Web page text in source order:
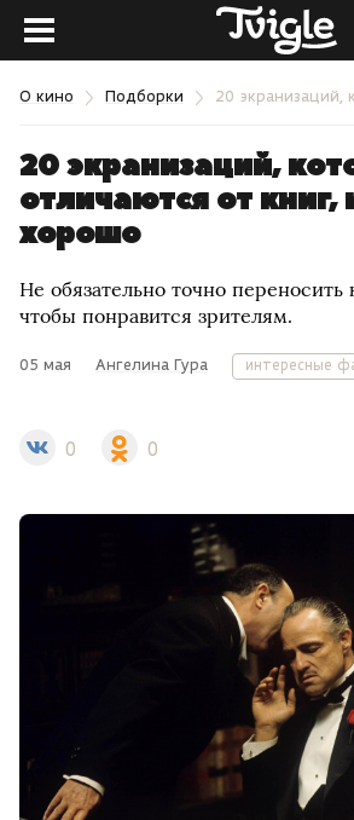
О кино Подборки
20 экранизаций,
отличаются от книг,
хорошо
Не обязательно точно переносить
чтобы понравится зрителям.
05 мая Ангелина Гура интересные
0 0